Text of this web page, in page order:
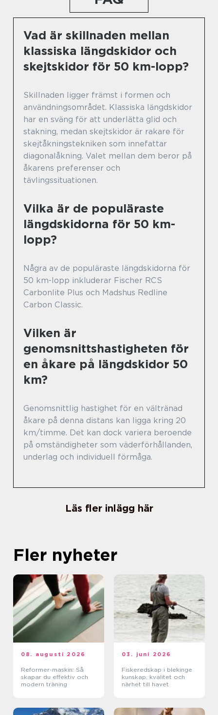
Vad är skillnaden mellan
klassiska längdskidor och
skejtskidor för 50 km-lopp?
Skillnaden ligger främst i formen och
användningsområdet. Klassiska längdskidor
har en sväng för att underlätta glid och
stakning, medan skejtskidor är rakare för
skejtåkningstekniken som innefattar
diagonalåkning. Valet mellan dem beror på
åkarens preferenser och
tävlingssituationen.
Vilka är de populäraste
längdskidorna för 50 km-
lopp?
Några av de populäraste längdskidorna för
50 km-lopp inkluderar Fischer RCS
Carbonlite Plus och Madshus Redline
Carbon Classic.
Vilken är
genomsnittshastigheten för
en åkare på längdskidor 50
km?
Genomsnittlig hastighet för en vältränad
åkare på denna distans kan ligga kring 20
km/timme. Det kan dock variera beroende
på omständigheter som väderförhållanden,
underlag och individuell förmåga.
Läs fler inlägg här
Fler nyheter
08. augusti 2026
Reformer-maskin: Så
skapar du effektiv och
modern träning
03. juni 2026
Fiskeredskap i blekinge
kunskap, kvalitet och
närhet till havet